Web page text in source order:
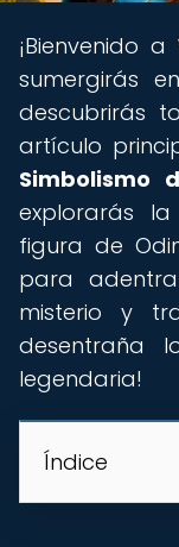
¡Bienvenido a
sumergirás
descubrirás
artículo
Simbolismo
explorarás
figura de
para
misterio y
desentraña
legendaria!
Índice